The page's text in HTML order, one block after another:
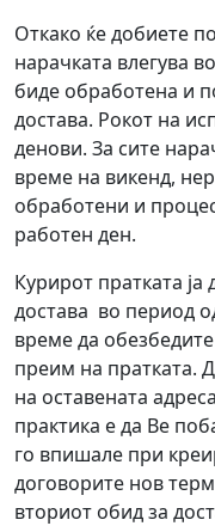
Откако ќе добиете
нарачката влегува
биде обработена и
достава. Рокот на
денови. За сите
време на викенд,
обработени и
работен ден.
Курирот пратката ја
достава во период
време да
преим на пратката.
на оставената
практика е да Ве
го впишале при
договорите нов
вториот обид за